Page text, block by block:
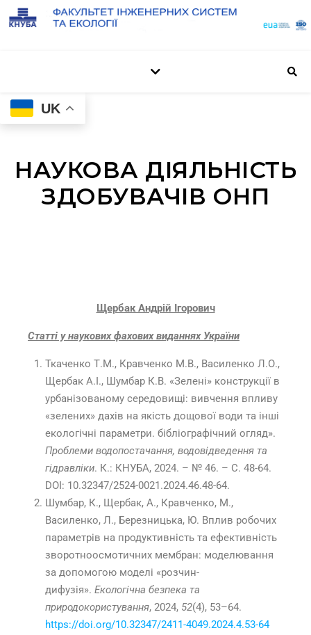
UK
НАУКОВА ДІЯЛЬНІСТЬ
ЗДОБУВАЧІВ ОНП
Щербак Андрій Ігорович
Статті у наукових фахових виданнях України
Ткаченко Т.М., Кравченко М.В., Василенко Л.О.,
Щербак А.І., Шумбар К.В. «Зелені» конструкції в
урбанізованому середовищі: вивчення впливу
«зелених» дахів на якість дощової води та інші
екологічні параметри. бібліографічний огляд».
Проблеми водопостачання, водовідведення та
гідравліки. К.: КНУБА, 2024. – № 46. – С. 48-64.
DOI: 10.32347/2524-0021.2024.46.48-64.
Шумбар, К., Щербак, А., Кравченко, М.,
Василенко, Л., Березницька, Ю. Вплив робочих
параметрів на продуктивність та ефективність
зворотноосмотичних мембран: моделювання
за допомогою моделі «розчин-
дифузія». Екологічна безпека та
природокористування, 2024, 52(4), 53–64.
https://doi.org/10.32347/2411-4049.2024.4.53-64